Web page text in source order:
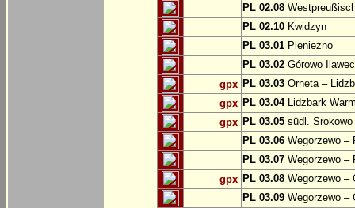
PL 02.08
PL 02.10 Kwidzyn
PL 03.01 Pieniezno
PL 03.02 Górowo
gpx PL 03.03 Orneta –
gpx PL 03.04Lidzbark
gpx PL 03.05 südl.
PL 03.06 Wegorzewo –
PL 03.07 Wegorzewo –
gpx PL 03.08 Wegorzewo –
PL 03.09 Wegorzewo –